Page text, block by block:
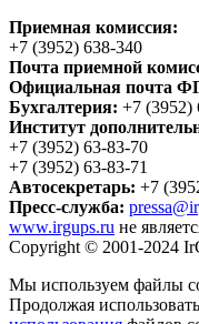
Приемная комиссия:
+7 (3952) 638-340
Почта приемной
Официальная почта
Бухгалтерия: +7 (3952)
Институт
+7 (3952) 63-83-70
+7 (3952) 63-83-71
Автосекретарь: +7
Пресс-служба:
www.irgups.ru не
Copyright © 2001-2024
Мы используем файлы
Продолжая